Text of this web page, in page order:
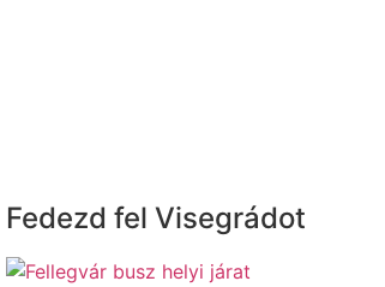
Fedezd fel Visegrádot